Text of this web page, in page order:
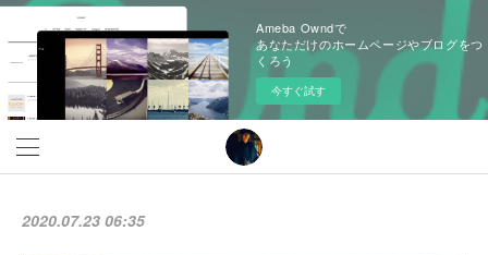
Ameba Owndで
あなただけのホームページやブログをつ
くろう
今すぐ試す
2020.07.23 06:35